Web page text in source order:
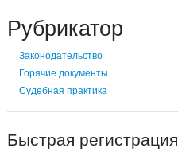
Рубрикатор
Законодательство
Горячие документы
Судебная практика
Быстрая регистрация